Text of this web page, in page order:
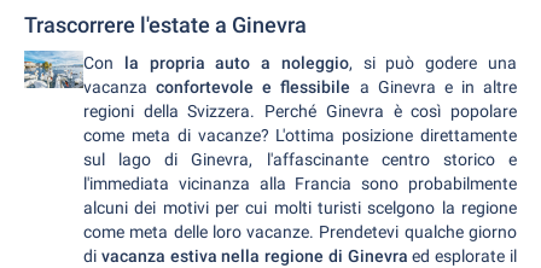
Trascorrere l'estate a Ginevra
Con la propria auto a noleggio, si può godere una
vacanzaconfortevole e flessibile a Ginevra e in altre
regioni della Svizzera. Perché Ginevra è così popolare
come meta di vacanze? L'ottima posizione direttamente
sul lago di Ginevra, l'affascinante centro storico e
l'immediata vicinanza alla Francia sono probabilmente
alcuni dei motivi per cui molti turisti scelgono la regione
come meta delle loro vacanze. Prendetevi qualche giorno
di vacanza estiva nella regione di Ginevraed esplorate il